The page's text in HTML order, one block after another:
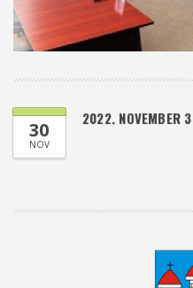
30
NOV
2022. NOVEMBER